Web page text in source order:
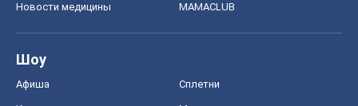
Новости медицины MAMACLUB
Шоу
Афиша Сплетни